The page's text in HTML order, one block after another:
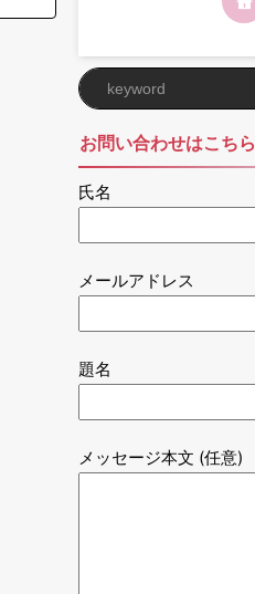
お問い合わせはこちら
氏名
メールアドレス
題名
メッセージ本文 (任意)